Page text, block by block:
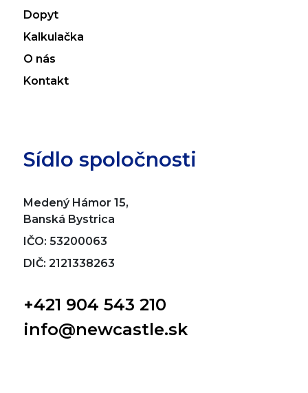
Dopyt
Kalkulačka
O nás
Kontakt
Sídlo spoločnosti
Medený Hámor 15,
Banská Bystrica
IČO: 53200063
DIČ: 2121338263
+421 904 543 210
info@newcastle.sk